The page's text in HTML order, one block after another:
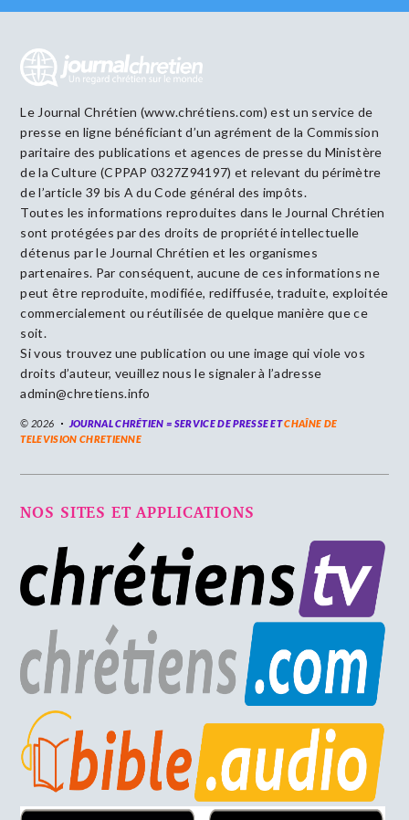
Le Journal Chrétien (www.chrétiens.com) est un service de
presse en ligne bénéficiant d’un agrément de la Commission
paritaire des publications et agences de presse du Ministère
de la Culture (CPPAP 0327Z94197) et relevant du périmètre
de l’article 39 bis A du Code général des impôts.
Toutes les informations reproduites dans le Journal Chrétien
sont protégées par des droits de propriété intellectuelle
détenus par le Journal Chrétien et les organismes
partenaires. Par conséquent, aucune de ces informations ne
peut être reproduite, modifiée, rediffusée, traduite, exploitée
commercialement ou réutilisée de quelque manière que ce
soit.
Si vous trouvez une publication ou une image qui viole vos
droits d’auteur, veuillez nous le signaler à l’adresse
admin@chretiens.info
© 2026 JOURNAL CHRÉTIEN = SERVICE DE PRESSE ETCHAÎNE DE
TELEVISION CHRETIENNE
NOS SITES ET APPLICATIONS